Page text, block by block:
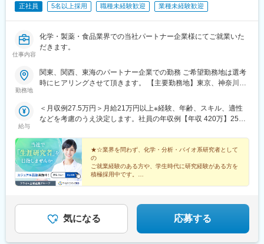
正社員 5名以上採用 職種未経験歓迎 業種未経験歓迎
仕事内容
化学・製薬・食品業界での当社パートナー企業様にてご就業いた
だきます。
勤務地
関東、関西、東海のパートナー企業での勤務 ご希望勤務地は選考
時にヒアリングさせて頂きます。 【主要勤務地】東京、神奈川、
岡、愛知＼NEW！エリア制度導入／全国でスキルを伸ばしたい方
も、好きな場所で研究をしたい方も、ご希望をお聞かせくださ
給与
＜月収例27.5万円＞月給21万円以上※経験、年齢、スキル、適性
などを考慮のうえ決定します。社員の年収例【年収 420万】25歳
収 750万】56歳
★☆業界を問わず、化学・分析・バイオ系研究者として
の
ご就業経験のある方や、学生時代に研究経験がある方を
積極採用中です。
ります。★☆
気になる 応募する